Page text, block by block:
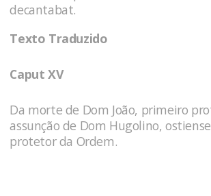
decantabat.
Texto Traduzido
Caput XV
Da morte de Dom João, primeiro
assunção de Dom Hugolino,
protetor da Ordem.